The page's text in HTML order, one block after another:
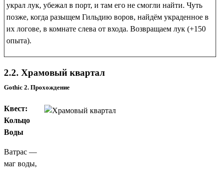
украл лук, убежал в порт, и там его не смогли найти. Чуть
позже, когда разыщем Гильдию воров, найдём украденное в
их логове, в комнате слева от входа. Возвращаем лук (+150
опыта).
2.2. Храмовый квартал
Gothic 2. Прохождение
Квест:
Кольцо
Воды
Ватрас —
маг воды,